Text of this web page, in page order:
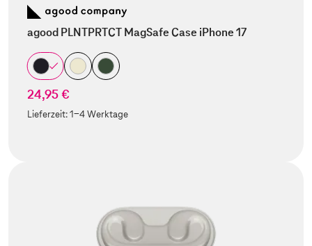
agood PLNTPRTCT MagSafe Case iPhone 17
24,95 €
Lieferzeit:1-4 Werktage